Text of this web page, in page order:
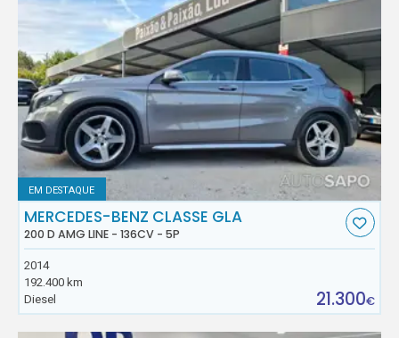
EM DESTAQUE
MERCEDES-BENZ CLASSE GLA
200 D AMG LINE - 136CV - 5P
2014
192.400 km
Diesel
21.300€